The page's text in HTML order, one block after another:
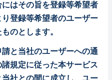
はその旨を登録等希望者
登録等希望者のユーザー
のとします。
と当社のユーザーへの通
規定に従った本サービス